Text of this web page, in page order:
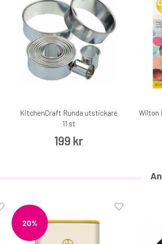
KitchenCraft Runda utstickare
11 st
199 kr
Wilton
20%